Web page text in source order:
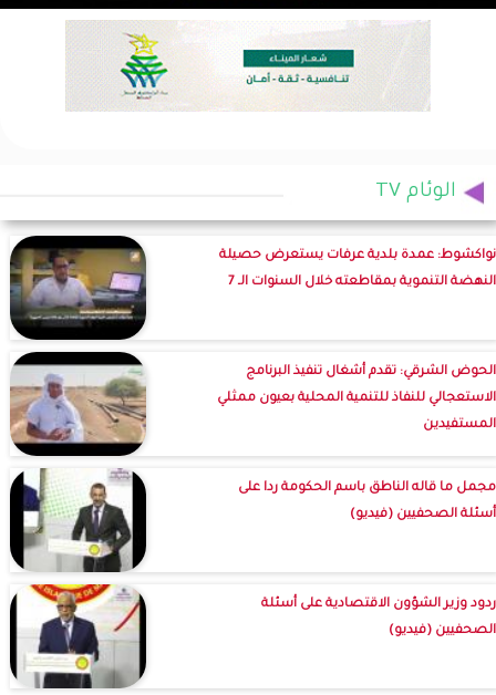
الوئام TV
نواكشوط: عمدة بلدية عرفات يستعرض حصيلة
النهضة التنموية بمقاطعته خلال السنوات الـ 7
الحوض الشرقي: تقدم أشغال تنفيذ البرنامج
الاستعجالي للنفاذ للتنمية المحلية بعيون ممثلي
المستفيدين
مجمل ما قاله الناطق باسم الحكومة ردا على
أسئلة الصحفيين (فيديو)
ردود وزير الشؤون الاقتصادية على أسئلة
الصحفيين (فيديو)